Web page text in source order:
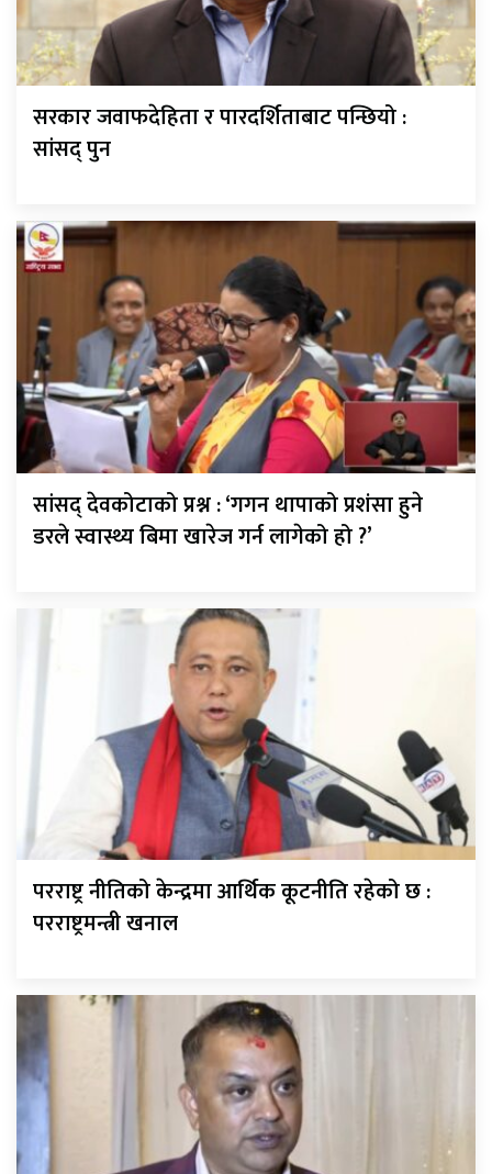
सरकार जवाफदेहिता र पारदर्शिताबाट पन्छियो :
सांसद् पुन
सांसद् देवकोटाको प्रश्न : ‘गगन थापाको प्रशंसा हुने
डरले स्वास्थ्य बिमा खारेज गर्न लागेको हो ?’
परराष्ट्र नीतिको केन्द्रमा आर्थिक कूटनीति रहेको छ :
परराष्ट्रमन्त्री खनाल